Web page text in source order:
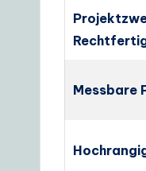
Messbare